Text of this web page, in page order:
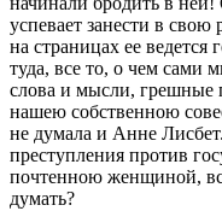
успевает занести в
на страницах ее ведется
туда, все то, о чем сами
слова и мысли, грешные
нашею собственною
не думала и Анне
преступления против
почтенною женщиной,
думать?